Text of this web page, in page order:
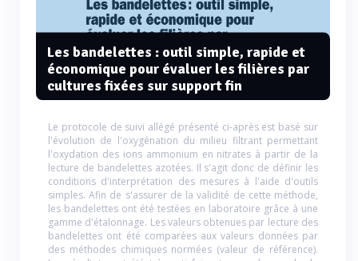
Les bandelettes : outil simple, rapide et
économique pour évaluer les filières par
cultures fixées sur support fin
Le protocole de suivi allégé présenté ci-après est basé sur
l'évolution de l'oxygénation du milieu filtrant permettant
l'oxydation des ions ammonium en nitrates à partir de la
lecture de bandelettes azotées. Il s'agit donc de définir les
conditions d'interprétation des mesures à l'aide d'outils
simples. Afin de s'assurer de la validité de cette méthode,
les bandelettes ont été testées en laboratoire grâce à une
gamme d'étalonnage. Les valeurs obtenues par lecture des
bandelettes ont été comparées aux valeurs données par
des méthodes chimiques normées (valeur de référence).